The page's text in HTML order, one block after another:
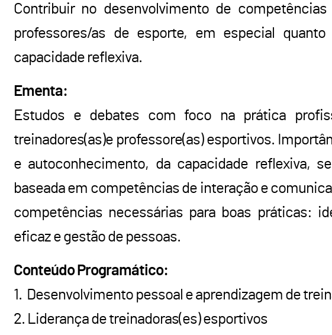
Contribuir no desenvolvimento de
professores/as de esporte, em especial
capacidade reflexiva.
Ementa:
Estudos e debates com foco na prática
treinadores(as)e professore(as) esportivos.
e autoconhecimento, da capacidade reflexiva,
baseada em competências de interação e
competências necessárias para boas práticas:
eficaz e gestão de pessoas.
Conteúdo Programático:
1. Desenvolvimento pessoal e aprendizagem de
2. Liderança de treinadoras(es) esportivos